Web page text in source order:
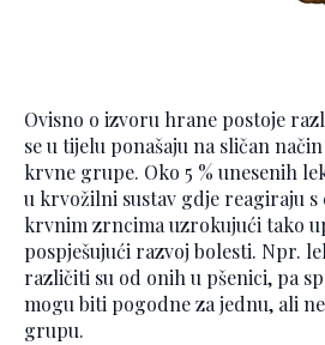
Ovisno o izvoru hrane postoje
se u tijelu ponašaju na sličan
krvne grupe. Oko 5 % unesenih
u krvožilni sustav gdje reagiraju
krvnim zrncima uzrokujući tako
pospješujući razvoj bolesti. Npr.
različiti su od onih u pšenici, pa
mogu biti pogodne za jednu, ali
grupu.